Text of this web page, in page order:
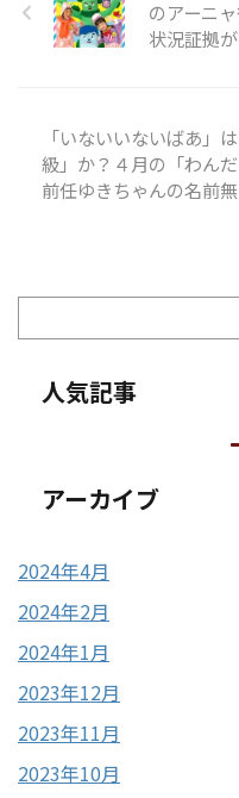
のアーニ
状況証拠
「いないいないばあ」
級」か？４月の「わん
前任ゆきちゃんの名前
人気記事
アーカイブ
2024年4月
2024年2月
2024年1月
2023年12月
2023年11月
2023年10月